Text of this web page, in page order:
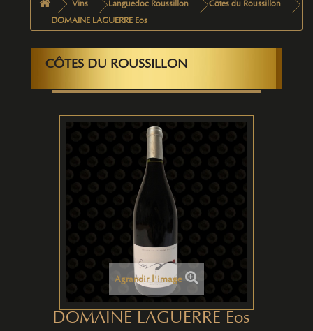
Vins Languedoc Roussillon Côtes du Roussillon
DOMAINE LAGUERRE Eos
CÔTES DU ROUSSILLON
Agrandir l'image
DOMAINE LAGUERRE Eos